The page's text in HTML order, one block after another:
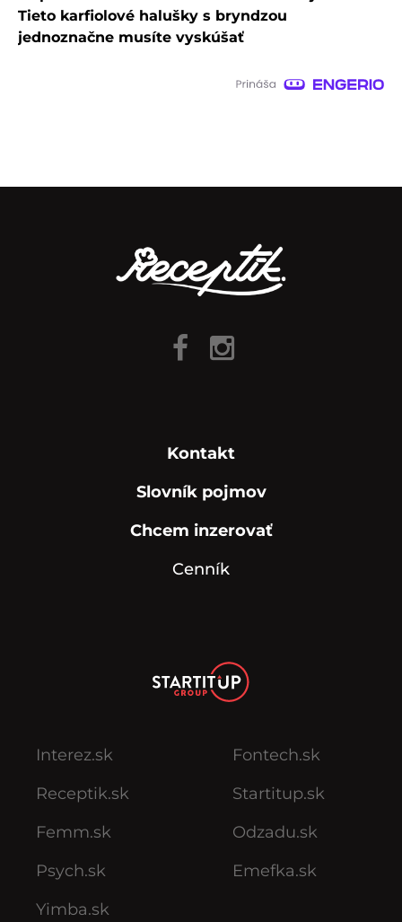
Tieto karfiolové halušky s bryndzou
jednoznačne musíte vyskúšať
Kontakt
Slovník pojmov
Chcem inzerovať
Cenník
Interez.sk
Receptik.sk
Femm.sk
Psych.sk
Yimba.sk
Fontech.sk
Startitup.sk
Odzadu.sk
Emefka.sk